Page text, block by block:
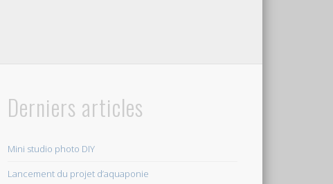
Derniers articles
Mini studio photo DIY
Lancement du projet d’aquaponie